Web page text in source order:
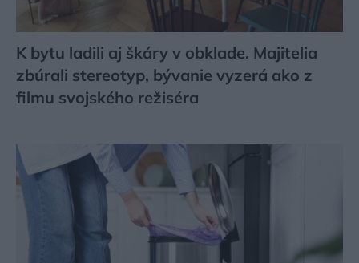
K bytu ladili aj škáry v obklade. Majitelia
zbúrali stereotyp, bývanie vyzerá ako z
filmu svojského režiséra